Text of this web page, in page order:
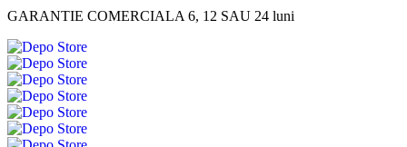
GARANTIE COMERCIALA 6, 12 SAU 24 luni